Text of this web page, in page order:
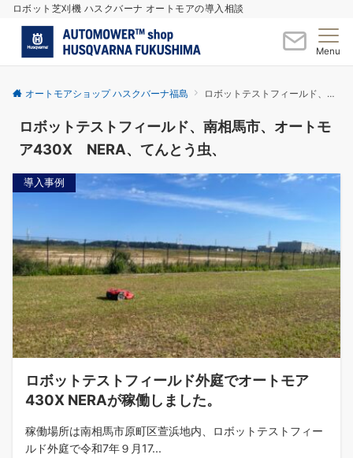
ロボット芝刈機 ハスクバーナ オートモアの導入相談
Menu
オートモアショップ ハスクバーナ福島 ロボットテストフィールド、南相馬市、オートモア430X NERA、てんとう虫、
ロボットテストフィールド、南相馬市、オートモ
ア430X NERA、てんとう虫、
導入事例
ロボットテストフィールド外庭でオートモア
430X NERAが稼働しました。
稼働場所は南相馬市原町区萱浜地内、ロボットテストフィー
ルド外庭で令和7年９月17...